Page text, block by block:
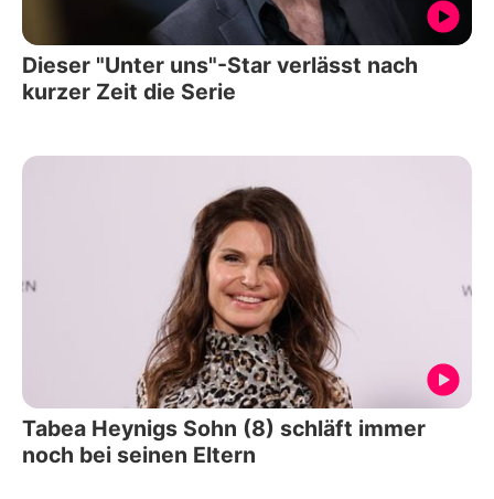
Dieser "Unter uns"-Star verlässt nach
kurzer Zeit die Serie
Tabea Heynigs Sohn (8) schläft immer
noch bei seinen Eltern